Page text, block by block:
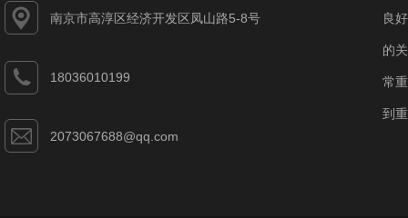
南京市高淳区经济开发区凤山路5-8号
18036010199
2073067688@qq.com
良
的
常
到